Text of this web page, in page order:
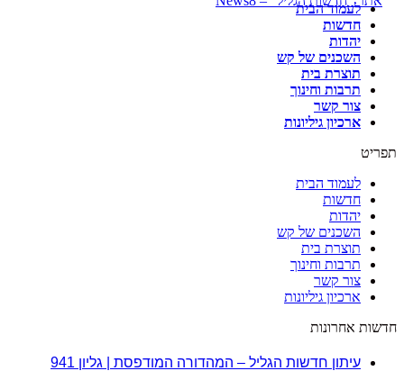
לעמוד הבית
חדשות
יהדות
השכנים של קש
תוצרת בית
תרבות וחינוך
צור קשר
ארכיון גיליונות
תפריט
לעמוד הבית
חדשות
יהדות
השכנים של קש
תוצרת בית
תרבות וחינוך
צור קשר
ארכיון גיליונות
חדשות אחרונות
עיתון חדשות הגליל – המהדורה המודפסת | גליון 941